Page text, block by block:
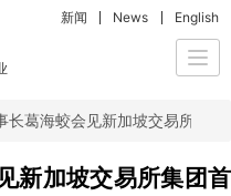
新闻 News English
长葛海蛟会见新加坡交易所集
新加坡交易所集团首